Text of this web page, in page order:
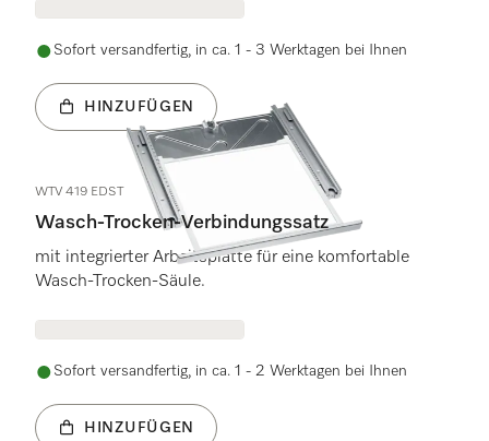
Sofort versandfertig, in ca. 1 - 3 Werktagen bei Ihnen
HINZUFÜGEN
WTV 419 EDST
Wasch-Trocken-Verbindungssatz
mit integrierter Arbeitsplatte für eine komfortable
Wasch-Trocken-Säule.
Sofort versandfertig, in ca. 1 - 2 Werktagen bei Ihnen
HINZUFÜGEN